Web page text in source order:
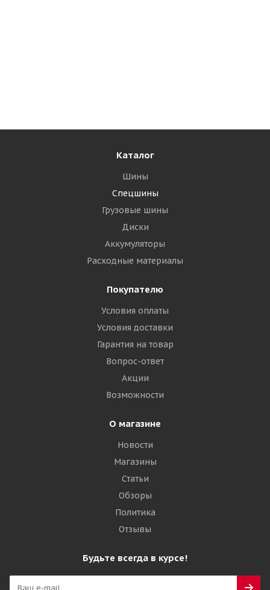
Voltyre 16,5/70-18(420/70-18) 10PR 149A6 Agro
КФ-97 TT РОССИЯ + Камера 16,5-18 вентиль ГК-115
Каталог
Шины
Спецшины
Грузовые шины
Диски
Аккумуляторы
Расходные материалы
Покупателю
Условия оплаты
Условия доставки
Гарантия на товар
Вопрос-ответ
Акции
Возможности
О магазине
Новости
Магазины
Статьи
Обзоры
Политика
Отзывы
Будьте всегда в курсе!